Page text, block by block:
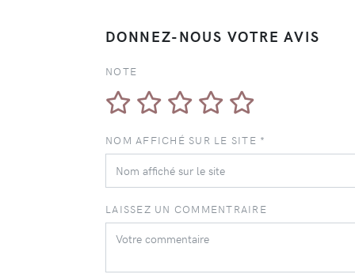
DONNEZ-NOUS VOTRE AVIS
NOTE
NOM AFFICHÉ SUR LE SITE *
LAISSEZ UN COMMENTRAIRE